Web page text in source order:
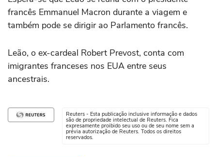
francês Emmanuel Macron durante a viagem e
também pode se dirigir ao Parlamento francês.
Leão, o ex-cardeal Robert Prevost, conta com
imigrantes franceses nos EUA entre seus
ancestrais.
Reuters - Esta publicação inclusive informação e dados
são de propriedade intelectual de Reuters. Fica
expresamente proibido seu uso ou de seu nome sem a
prévia autorização de Reuters. Todos os direitos
reservados.